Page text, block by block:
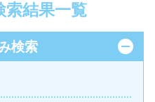
索結果一覧
検索